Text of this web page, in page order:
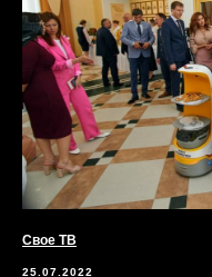
Свое ТВ
25.07.2022